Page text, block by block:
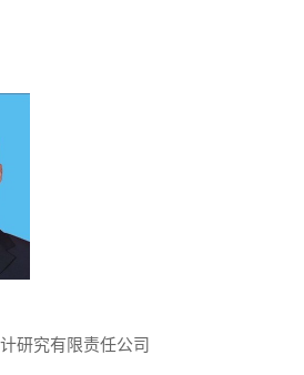
研究有限责任公司